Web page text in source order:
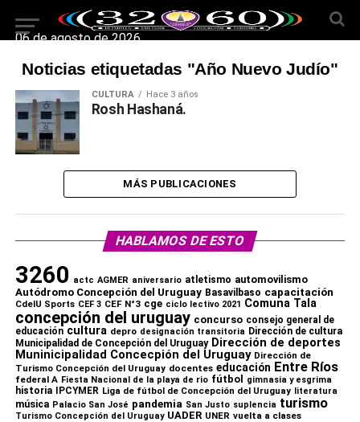
06 de agosto de 2026
Noticias etiquetadas "Año Nuevo Judío"
CULTURA Hace 3 años
Rosh Hashaná.
MÁS PUBLICACIONES
HABLAMOS DE ESTO
3260 actc AGMER aniversario atletismo automovilismo
Autódromo Concepción del Uruguay Basavilbaso capacitación
CdelU Sports CEF 3 CEF N°3 cge ciclo lectivo 2021 Comuna Tala
concepción del uruguay concurso consejo general de
educación cultura depro designación transitoria Dirección de cultura
Municipalidad de Concepción del Uruguay Dirección de deportes
Muninicipalidad Concecpión del Uruguay Dirección de
Turismo Concepción del Uruguay docentes educación Entre Ríos
federal A Fiesta Nacional de la playa de rio fútbol gimnasia y esgrima
historia IPCYMER Liga de fútbol de Concepción del Uruguay literatura
música Palacio San José pandemia San Justo suplencia turismo
Turismo Concepción del Uruguay UADER UNER vuelta a clases